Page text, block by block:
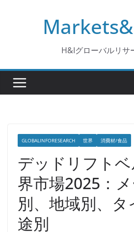
H&Iグローバルリサ
GLOBALINFORESEARCH 世界 消費材/食品
デッドリフト
界市場2025：
別、地域別、タ
途別